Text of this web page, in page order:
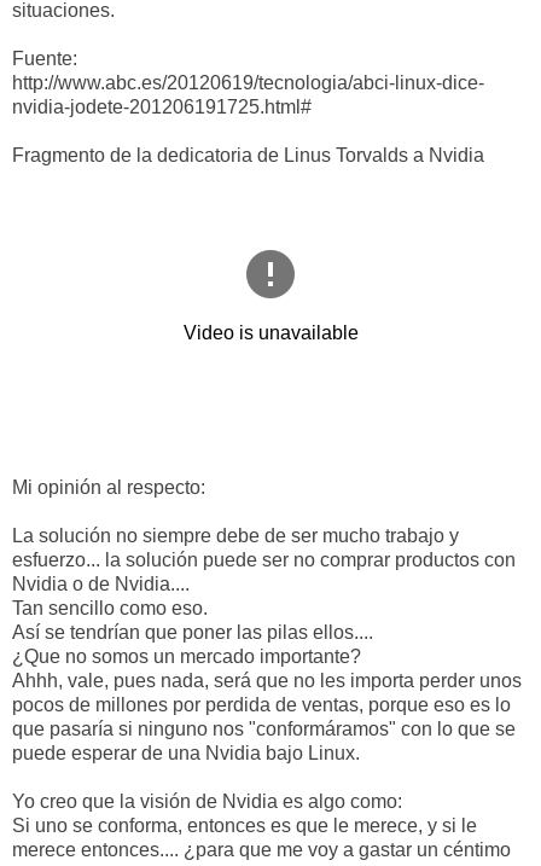
situaciones.
Fuente:
http://www.abc.es/20120619/tecnologia/abci-linux-dice-
nvidia-jodete-201206191725.html#
Fragmento de la dedicatoria de Linus Torvalds a Nvidia
Mi opinión al respecto:
La solución no siempre debe de ser mucho trabajo y
esfuerzo... la solución puede ser no comprar productos con
Nvidia o de Nvidia....
Tan sencillo como eso.
Así se tendrían que poner las pilas ellos....
¿Que no somos un mercado importante?
Ahhh, vale, pues nada, será que no les importa perder unos
pocos de millones por perdida de ventas, porque eso es lo
que pasaría si ninguno nos "conformáramos" con lo que se
puede esperar de una Nvidia bajo Linux.
Yo creo que la visión de Nvidia es algo como:
Si uno se conforma, entonces es que le merece, y si le
merece entonces.... ¿para que me voy a gastar un céntimo